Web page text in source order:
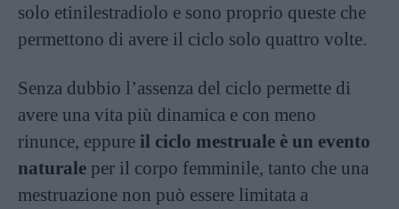
solo etinilestradiolo e sono proprio queste che
permettono di avere il ciclo solo quattro volte.
Senza dubbio l’assenza del ciclo permette di
avere una vita più dinamica e con meno
rinunce, eppure il ciclo mestruale è un evento
naturale per il corpo femminile, tanto che una
mestruazione non può essere limitata a